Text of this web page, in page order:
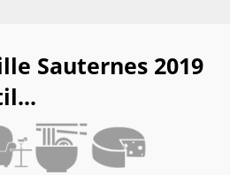
Sauternes 2019